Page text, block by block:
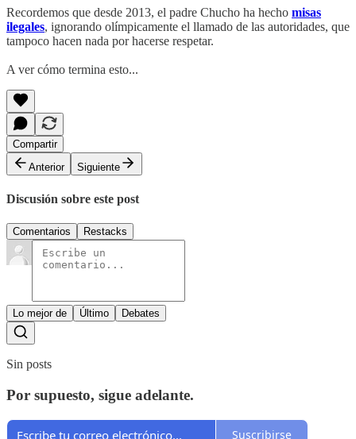
Recordemos que desde 2013, el padre Chucho ha hecho misas
ilegales, ignorando olímpicamente el llamado de las autoridades, que
tampoco hacen nada por hacerse respetar.
A ver cómo termina esto...
Compartir
Anterior
Siguiente
Discusión sobre este post
Comentarios Restacks
Lo mejor de Último Debates
Sin posts
Por supuesto, sigue adelante.
Suscribirse